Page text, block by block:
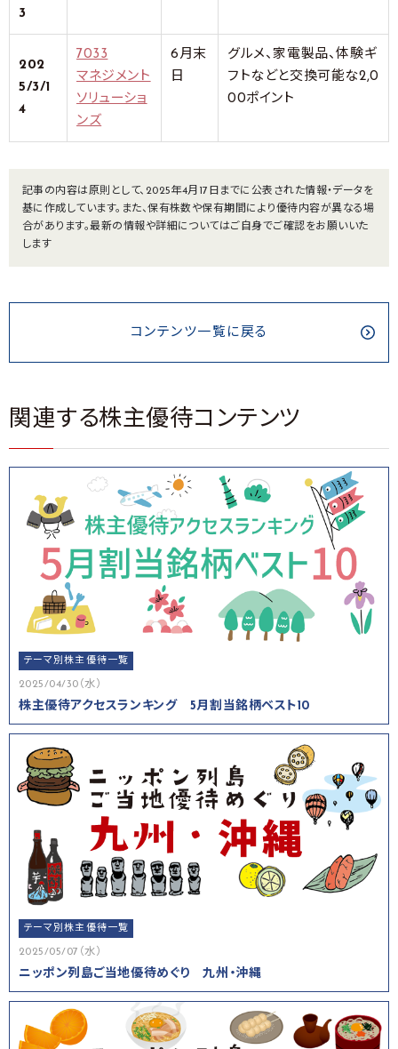
3
202
5/3/1
4
7033
マネジメント
ソリューショ
ンズ
6月末
日
グルメ、家電製品、体験ギ
フトなどと交換可能な2,0
00ポイント
記事の内容は原則として、2025年4月17日までに公表された情報・データを
基に作成しています。また、保有株数や保有期間により優待内容が異なる場
合があります。最新の情報や詳細についてはご自身でご確認をお願いいた
します
コンテンツ一覧に戻る
関連する株主優待コンテンツ
テーマ別株主優待一覧
2025/04/30（水）
株主優待アクセスランキング 5月割当銘柄ベスト10
テーマ別株主優待一覧
2025/05/07（水）
ニッポン列島ご当地優待めぐり 九州・沖縄